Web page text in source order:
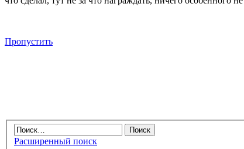
Пропустить
Расширенный поиск